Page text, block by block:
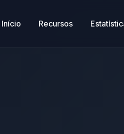
Início Recursos